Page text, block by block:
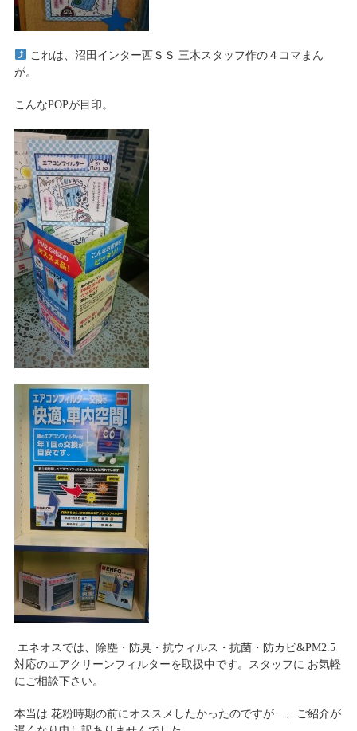
これは、沼田インター西ＳＳ 三木スタッフ作の４コマまん
が。
こんなPOPが目印。
エネオスでは、除塵・防臭・抗ウィルス・抗菌・防カビ&PM2.5
対応のエアクリーンフィルターを取扱中です。スタッフに お気軽
にご相談下さい。
本当は 花粉時期の前にオススメしたかったのですが…、ご紹介が